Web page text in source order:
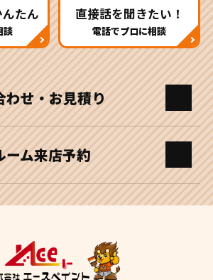
たん
談
直接話を聞きたい！
電話でプロに相談
わせ・お見積り
ーム来店予約